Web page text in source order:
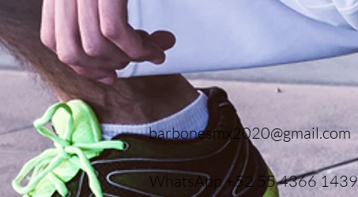
barbonesmx2020@gmail.com
WhatsApp +52 55 4366 1439